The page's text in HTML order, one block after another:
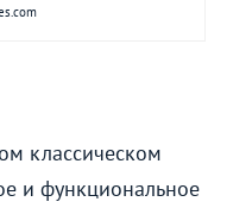
классическом
и функциональное